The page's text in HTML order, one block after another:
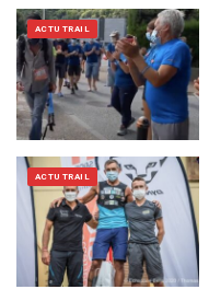
ACTU TRAIL
ACTU TRAIL